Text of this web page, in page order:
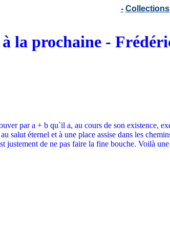
- Collections
à la prochaine -
par a + b qu`il a, au cours de son existence,
salut éternel et à une place assise dans les
justement de ne pas faire la fine bouche. Voilà